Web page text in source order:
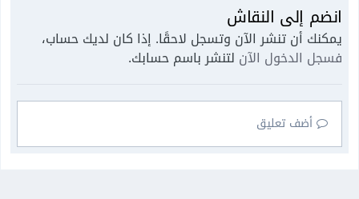
انضم إلى النقاش
يمكنك أن تنشر الآن وتسجل لاحقًا. إذا كان لديك حساب،
فسجل الدخول الآن لتنشر باسم حسابك.
أضف تعليق